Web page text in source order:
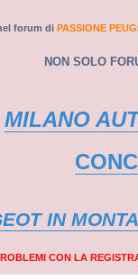
forum di PASSIONE
NON SOLO
MILANO
IN
CON LA